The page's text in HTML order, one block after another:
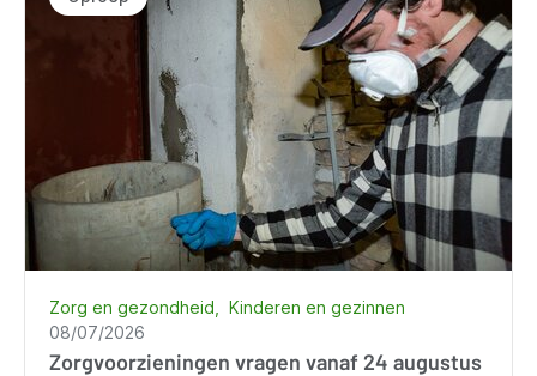
Zorgvoorzieningen vragen vanaf 24 augustus
Zorg en gezondheid
Kinderen en gezinnen
08/07/2026